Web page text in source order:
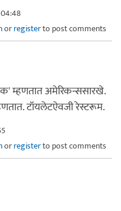
orregisterto post comments
म्हणतात अमेरिकन्ससारखे.
टॉयलेटऐवजी रेस्टरूम.
orregisterto post comments